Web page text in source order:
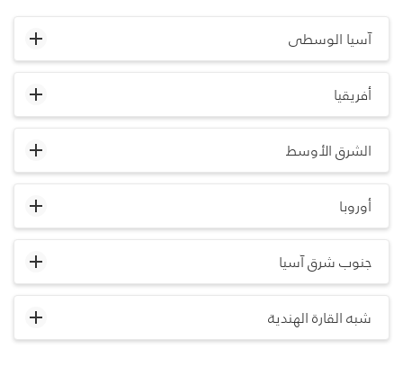
آسيا الوسطى
أفريقيا
الشرق الأوسط
أوروبا
جنوب شرق آسيا
شبه القارة الهندية